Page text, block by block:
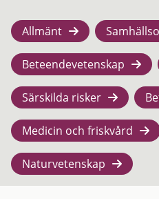
Allmänt
Beteendevetenskap
Särskilda risker
Medicin och friskvård
Naturvetenskap